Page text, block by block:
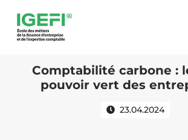
Comptabilité carbone :
pouvoir vert des
23.04.2024